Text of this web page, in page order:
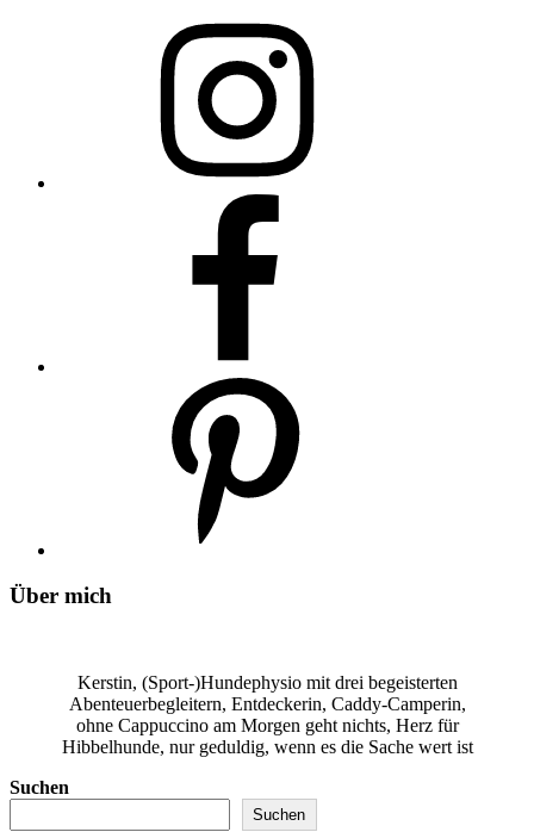
Über mich
Kerstin, (Sport-)Hundephysio mit drei begeisterten
Abenteuerbegleitern, Entdeckerin, Caddy-Camperin,
ohne Cappuccino am Morgen geht nichts, Herz für
Hibbelhunde, nur geduldig, wenn es die Sache wert ist
Suchen
Suchen